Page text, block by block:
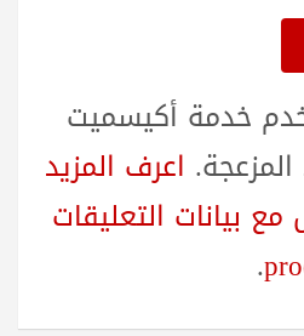
خدمة أكيسميت
المزعجة. اعرف المزيد
بيانات التعليقات
.